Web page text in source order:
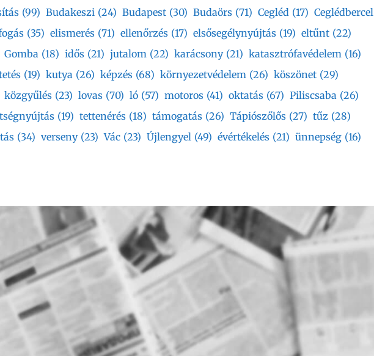
(99) Budakeszi (24) Budapest (30) Budaörs (71) Cegléd (17) Ceglédbercel
(35) elismerés (71) ellenőrzés (17) elsősegélynyújtás (19) eltűnt (22)
Gomba (18) idős (21) jutalom (22) karácsony (21) katasztrófavédelem (16)
(19) kutya (26) képzés (68) környezetvédelem (26) köszönet (29)
közgyűlés (23) lovas (70) ló (57) motoros (41) oktatás (67) Piliscsaba (26)
(19) tettenérés (18) támogatás (26) Tápiószőlős (27) tűz (28)
(34) verseny (23) Vác (23) Újlengyel (49) évértékelés (21) ünnepség (16)